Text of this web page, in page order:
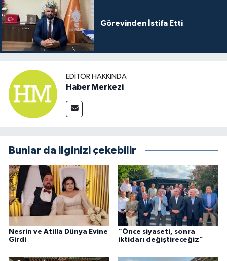
Görevinden İstifa Etti
EDITÖR HAKKINDA
Haber Merkezi
Bunlar da ilginizi çekebilir
Nesrin ve Atilla Dünya Evine
Girdi
“Önce siyaseti, sonra
iktidarı değiştireceğiz”